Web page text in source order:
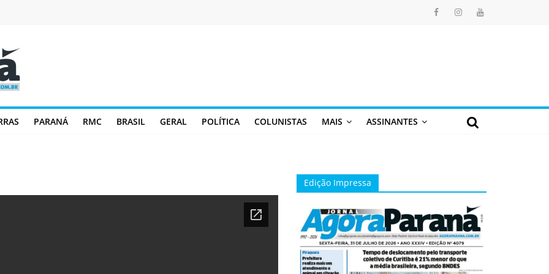
PARANÁ RMC BRASIL GERAL POLÍTICA COLUNISTAS MAIS ASSINANTES
Edição Impressa